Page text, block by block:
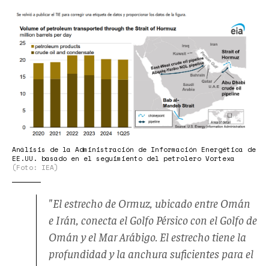
Captura
desde
2026-
02-
12
11-
58-
29.png
Análisis de la Administración de Información Energética de
EE.UU. basado en el seguimiento del petrolero Vortexa
(Foto: IEA)
"El estrecho de Ormuz, ubicado entre Omán
e Irán, conecta el Golfo Pérsico con el Golfo de
Omán y el Mar Arábigo. El estrecho tiene la
profundidad y la anchura suficientes para el